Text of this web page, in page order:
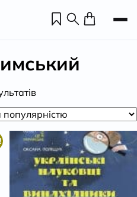
Відсортовано
популярністю